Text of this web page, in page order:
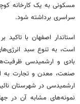
مسکونی به یک کارخانه
سراسری برداشته شود.
‌استاندار اصفهان با
است، به تنوع سبد
بادی و ارشمیدسی
صنعت، معدن و تجارت به
ارشمیدسی در شهرستان
نمونه‌های مشابه آن در